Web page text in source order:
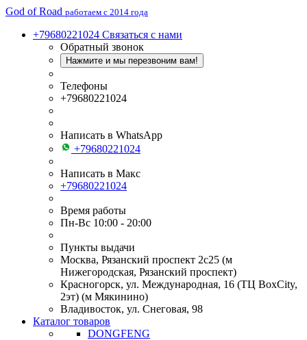
God of Road работаем с 2014 года
+79680221024 Связаться с нами
Обратный звонок
Нажмите и мы перезвоним вам!
Телефоны
+79680221024
Написать в WhatsApp
+79680221024
Написать в Макс
+79680221024
Время работы
Пн-Вс 10:00 - 20:00
Пункты выдачи
Москва, Рязанский проспект 2с25 (м
Нижегородская, Рязанский проспект)
Красногорск, ул. Международная, 16 (ТЦ BoxСity,
2эт) (м Мякинино)
Владивосток, ул. Снеговая, 98
Каталог товаров
DONGFENG